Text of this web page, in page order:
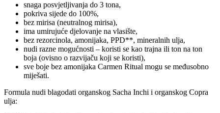
snaga posvjetljivanja do 3 tona,
pokriva sijede do 100%,
bez mirisa (neutralnog mirisa),
ima umirujuće djelovanje na vlasište,
bez rezorcinola, amonijaka, PPD**, mineralnih ulja,
nudi razne mogućnosti – koristi se kao trajna ili ton na ton
boja (ovisno o razvijaču koji se koristi),
sve boje bez amonijaka Carmen Ritual mogu se međusobno
miješati.
Formula nudi blagodati organskog Sacha Inchi i organskog Copra
ulja: